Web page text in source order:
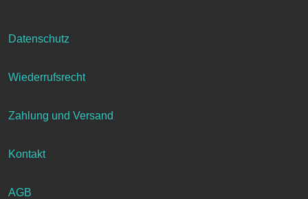
Datenschutz
Wiederrufsrecht
Zahlung und Versand
Kontakt
AGB